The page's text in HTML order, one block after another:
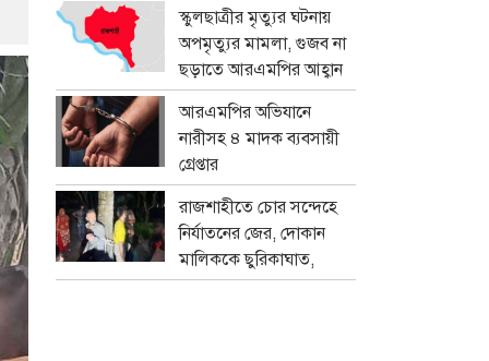
স্কুলছাত্রীর মৃত্যুর ঘটনায়
অপমৃত্যুর মামলা, গুজব না
ছড়াতে আরএমপির আহ্বান
আরএমপির অভিযানে
নারীসহ ৪ মাদক ব্যবসায়ী
গ্রেপ্তার
রাজশাহীতে চোর সন্দেহে
নির্যাতনের জের, দোকান
মালিককে ছুরিকাঘাত,
মামলা